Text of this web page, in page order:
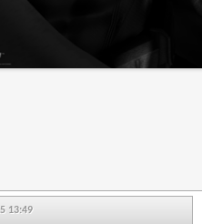
13:49